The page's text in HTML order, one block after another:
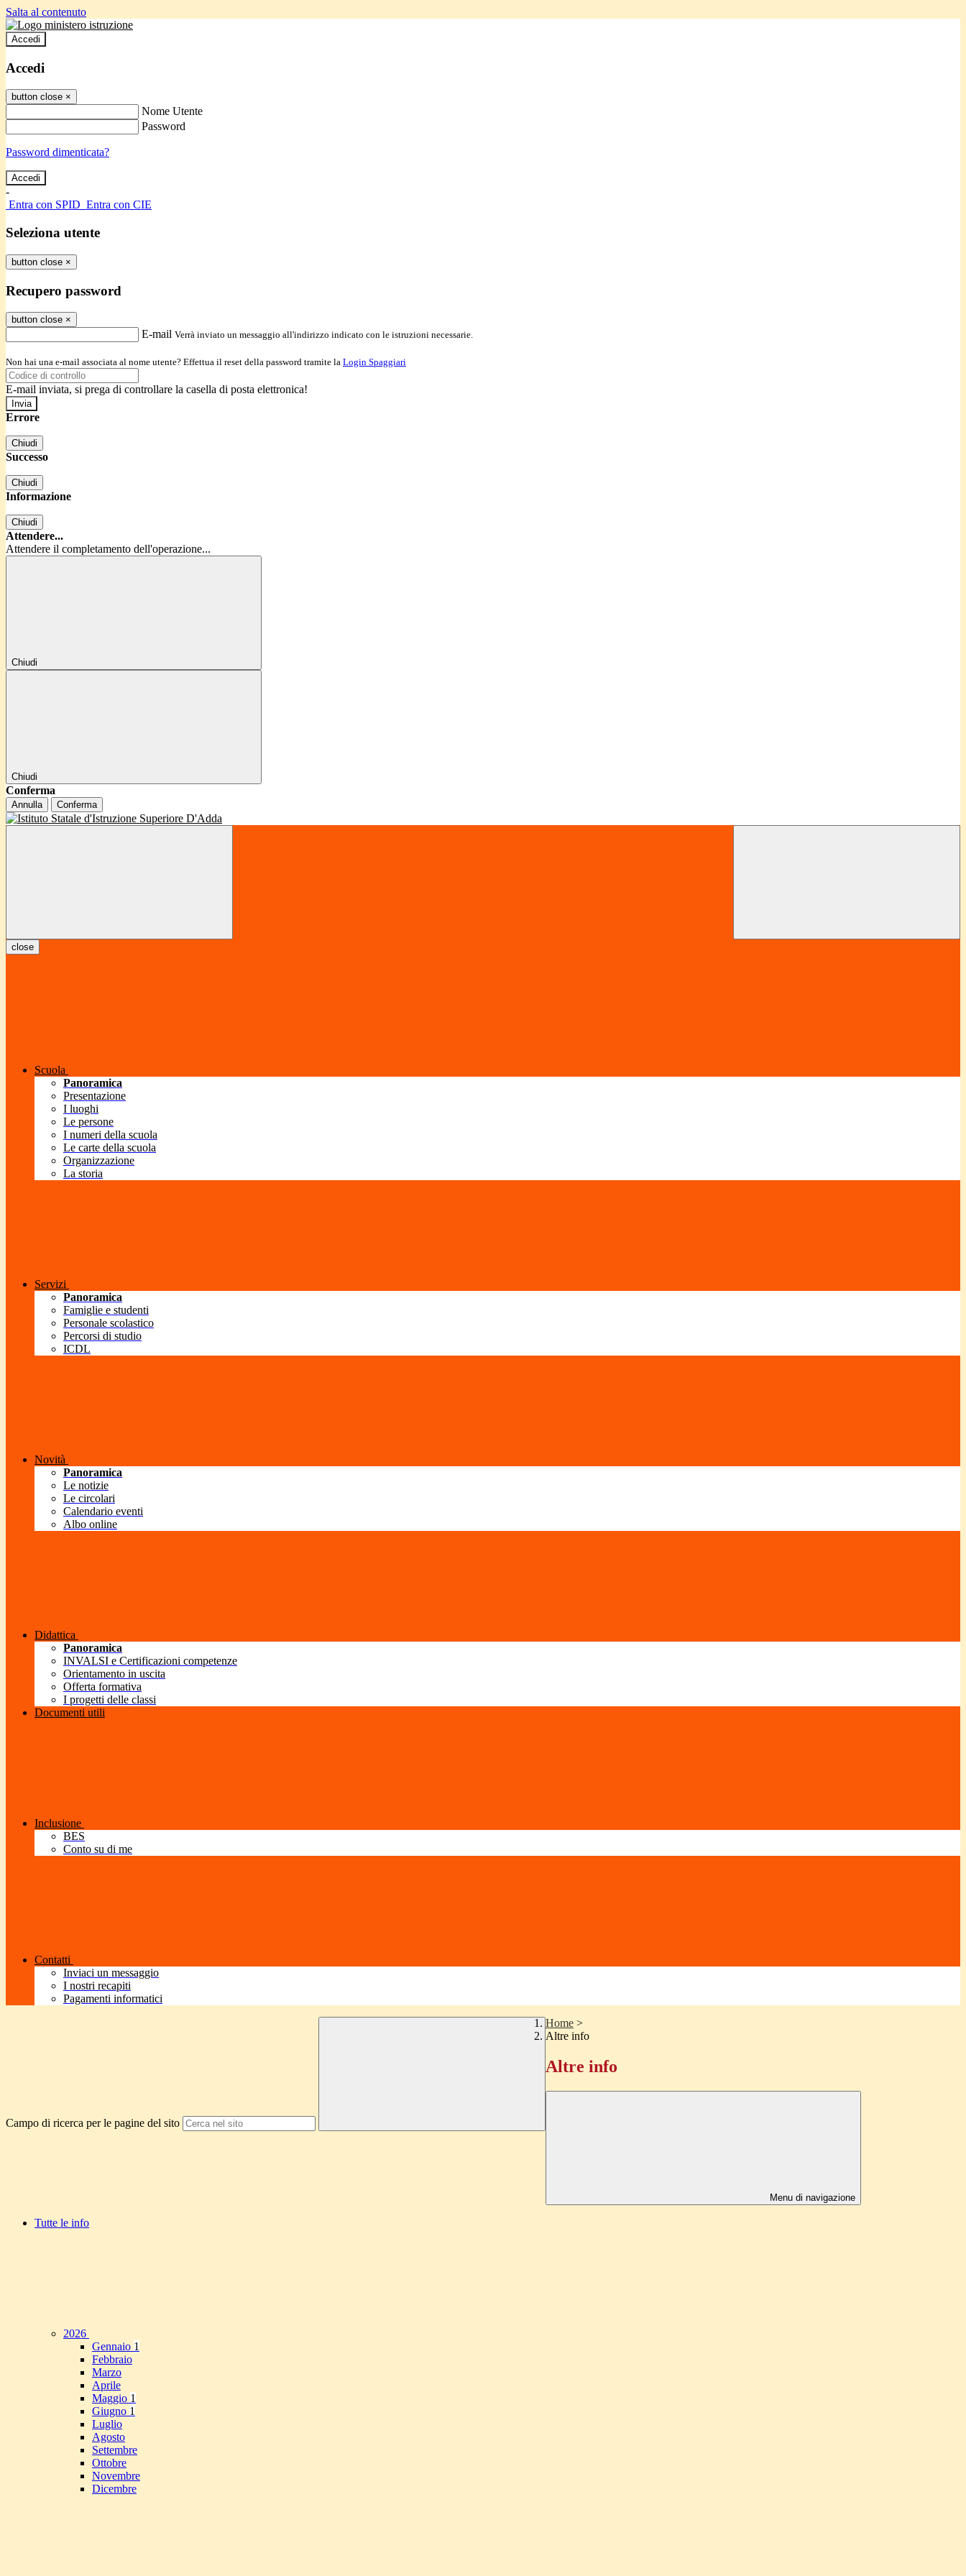
Salta al contenuto
Accedi
Accedi
button close ×
Nome Utente
Password
Password dimenticata?
-
Entra con SPID Entra con CIE
Seleziona utente
button close ×
Recupero password
button close ×
E-mail Verrà inviato un messaggio all'indirizzo indicato con le istruzioni necessarie.
Non hai una e-mail associata al nome utente? Effettua il reset della password tramite la Login Spaggiari
E-mail inviata, si prega di controllare la casella di posta elettronica!
Errore
Chiudi
Successo
Chiudi
Informazione
Chiudi
Attendere...
Attendere il completamento dell'operazione...
Chiudi
Chiudi
Conferma
Annulla Conferma
close
Scuola
Panoramica
Presentazione
I luoghi
Le persone
I numeri della scuola
Le carte della scuola
Organizzazione
La storia
Servizi
Panoramica
Famiglie e studenti
Personale scolastico
Percorsi di studio
ICDL
Novità
Panoramica
Le notizie
Le circolari
Calendario eventi
Albo online
Didattica
Panoramica
INVALSI e Certificazioni competenze
Orientamento in uscita
Offerta formativa
I progetti delle classi
Documenti utili
Inclusione
BES
Conto su di me
Contatti
Inviaci un messaggio
I nostri recapiti
Pagamenti informatici
Campo di ricerca per le pagine del sito
Home >
Altre info
Altre info
Menu di navigazione
Tutte le info
2026
Gennaio 1
Febbraio
Marzo
Aprile
Maggio 1
Giugno 1
Luglio
Agosto
Settembre
Ottobre
Novembre
Dicembre